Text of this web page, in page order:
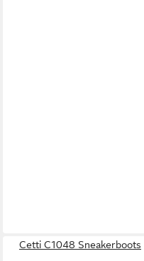
Cetti C1048 Sneakerboots